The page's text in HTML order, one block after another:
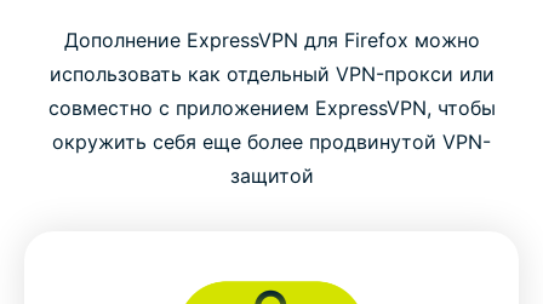
Дополнение ExpressVPN для Firefox можно
использовать как отдельный VPN-прокси или
совместно с приложением ExpressVPN, чтобы
окружить себя еще более продвинутой VPN-
защитой